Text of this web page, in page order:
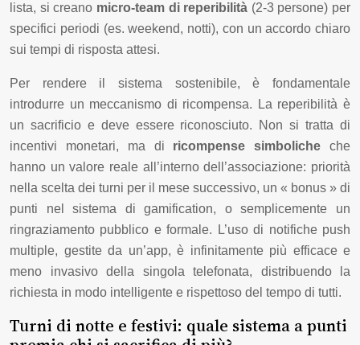
lista, si creano micro-team di reperibilità (2-3 persone) per
specifici periodi (es. weekend, notti), con un accordo chiaro
sui tempi di risposta attesi.
Per rendere il sistema sostenibile, è fondamentale
introdurre un meccanismo di ricompensa. La reperibilità è
un sacrificio e deve essere riconosciuto. Non si tratta di
incentivi monetari, ma di ricompense simboliche che
hanno un valore reale all’interno dell’associazione: priorità
nella scelta dei turni per il mese successivo, un « bonus » di
punti nel sistema di gamification, o semplicemente un
ringraziamento pubblico e formale. L’uso di notifiche push
multiple, gestite da un’app, è infinitamente più efficace e
meno invasivo della singola telefonata, distribuendo la
richiesta in modo intelligente e rispettoso del tempo di tutti.
Turni di notte e festivi: quale sistema a punti